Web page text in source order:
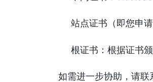
站点证书（即您申
根证书：根据证书
如需进一步协助，请联